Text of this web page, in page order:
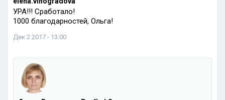
УРА!!! Сработало!
1000 благодарностей, Ольга!
Дек 2 2017 - 13:00